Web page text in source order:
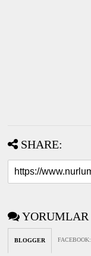
SHARE:
YORUMLAR
BLOGGER FACEBOOK: